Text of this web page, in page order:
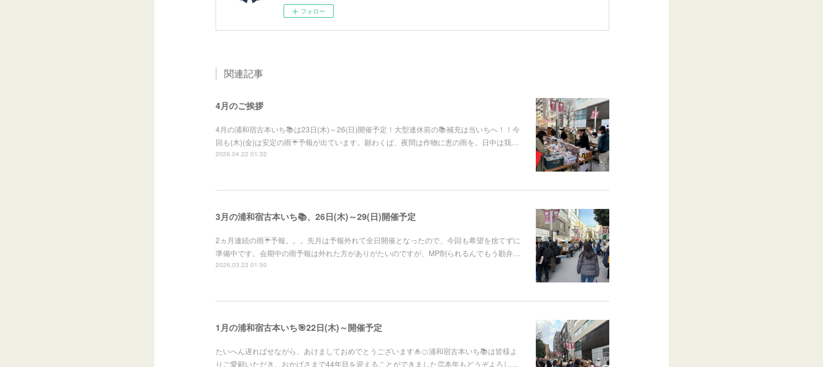
フォロー
関連記事
4月のご挨拶
4月の浦和宿古本いち📚は23日(木)～26(日)開催予定！大型連休前の📚補充は当いちへ！！今
回も(木)(金)は安定の雨☔予報が出ています。願わくば、夜間は作物に恵の雨を。日中は我…
2026.04.22 01:32
3月の浦和宿古本いち📚、26日(木)～29(日)開催予定
2ヵ月連続の雨☔予報。。。先月は予報外れて全日開催となったので、今回も希望を捨てずに
準備中です。会期中の雨予報は外れた方がありがたいのですが、MP削られるんでもう勘弁…
2026.03.23 01:50
1月の浦和宿古本いち🎯22日(木)～開催予定
たいへん遅ればせながら、あけましておめでとうございます🎍🍊浦和宿古本いち📚は皆様よ
りご愛顧いただき、おかげさまで44年目を迎えることができました👏本年もどうぞよろし…